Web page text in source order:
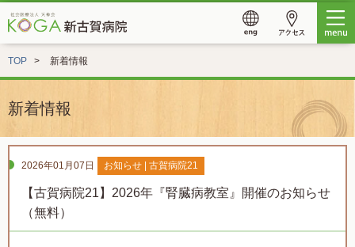
TOP 新着情報
新着情報
2026年01月07日 お知らせ | 古賀病院21
【古賀病院21】2026年『腎臓病教室』開催のお知らせ
（無料）